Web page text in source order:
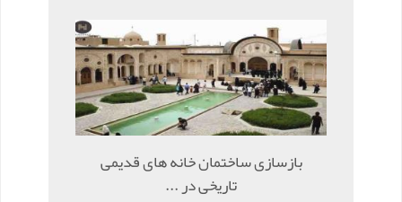
بازسازی ساختمان خانه های قدیمی
تاریخی در ...